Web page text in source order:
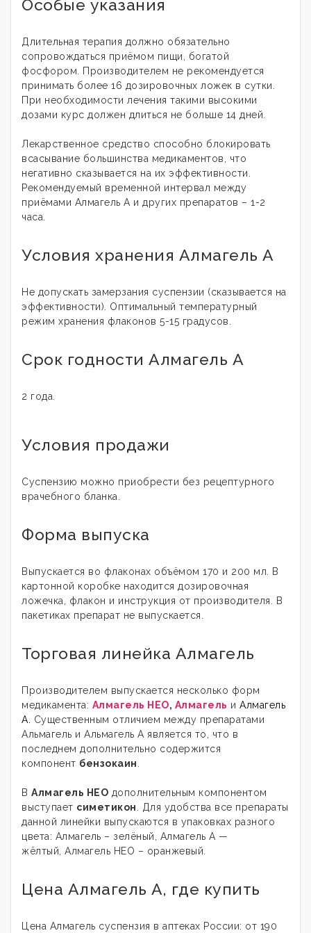
Особые указания
Длительная терапия должно обязательно
сопровождаться приёмом пищи, богатой
фосфором. Производителем не рекомендуется
принимать более 16 дозировочных ложек в сутки.
При необходимости лечения такими высокими
дозами курс должен длиться не больше 14 дней.
Лекарственное средство способно блокировать
всасывание большинства медикаментов, что
негативно сказывается на их эффективности.
Рекомендуемый временной интервал между
приёмами Алмагель А и других препаратов – 1-2
часа.
Условия хранения Алмагель А
Не допускать замерзания суспензии (сказывается на
эффективности). Оптимальный температурный
режим хранения флаконов 5-15 градусов.
Срок годности Алмагель А
2 года.
Условия продажи
Суспензию можно приобрести без рецептурного
врачебного бланка.
Форма выпуска
Выпускается во флаконах объёмом 170 и 200 мл. В
картонной коробке находится дозировочная
ложечка, флакон и инструкция от производителя. В
пакетиках препарат не выпускается.
Торговая линейка Алмагель
Производителем выпускается несколько форм
медикамента: Алмагель НЕО, Алмагель и Алмагель
А. Существенным отличием между препаратами
Альмагель и Альмагель А является то, что в
последнем дополнительно содержится
компонент бензокаин.
В Алмагель НЕО дополнительным компонентом
выступает симетикон. Для удобства все препараты
данной линейки выпускаются в упаковках разного
цвета: Алмагель – зелёный, Алмагель А —
жёлтый, Алмагель НЕО – оранжевый.
Цена Алмагель А, где купить
Цена Алмагель суспензия в аптеках России: от 190